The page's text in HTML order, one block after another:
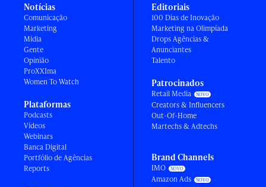
Notícias
Comunicação
Marketing
Mídia
Gente
Opinião
ProXXIma
Women To Watch
Plataformas
Podcasts
Vídeos
Webinars
Banca Digital
Portfólio de Agências
Reports
Editoriais
100 Dias de Inovação
Marketing na Olimpíada
Drops Agências &
Anunciantes
Talento
Patrocinados
Retail Media
Creators & Influencers
Out-Of-Home
Martechs & Adtechs
Brand Channels
IMO
Amazon Ads